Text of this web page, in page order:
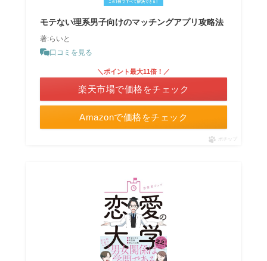
モテない理系男子向けのマッチングアプリ攻略法
著:らいと
口コミを見る
Amazonで価格をチェック
＼ポイント最大11倍！／
楽天市場で価格をチェック
ポチップ